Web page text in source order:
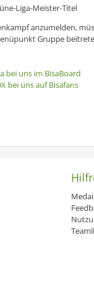
Liga-Meister-Titel
anzumelden,
Gruppe
bei uns im BisaBoard
bei uns auf Bisafans